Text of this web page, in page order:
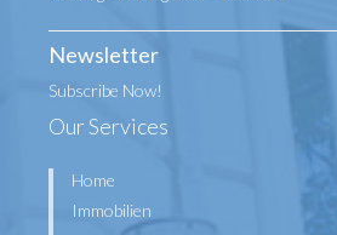
Newsletter
Subscribe Now!
Our Services
Home
Immobilien